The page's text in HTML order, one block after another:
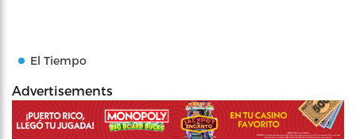
El Tiempo
Advertisements